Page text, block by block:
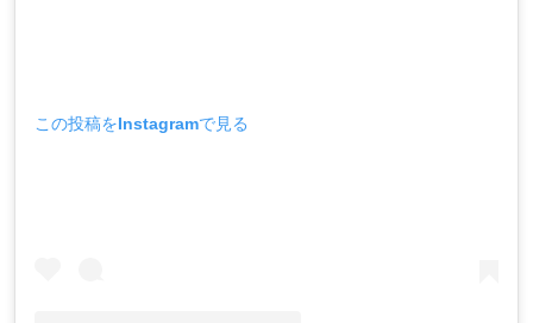
この投稿をInstagramで見る